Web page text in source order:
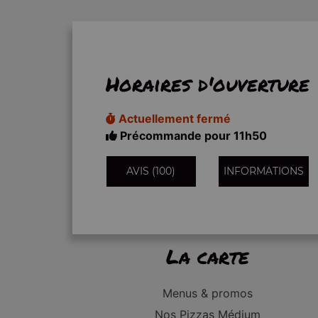
Horaires d'ouverture
Actuellement fermé
Précommande pour 11h50
AVIS (100) INFORMATIONS
La carte
Menus & promos
Nos Pizzas Médium